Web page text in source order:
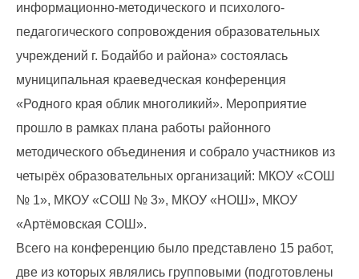
информационно-методического и психолого-
педагогического сопровождения образовательных
учреждений г. Бодайбо и района» состоялась
муниципальная краеведческая конференция
«Родного края облик многоликий». Мероприятие
прошло в рамках плана работы районного
методического объединения и собрало участников из
четырёх образовательных организаций: МКОУ «СОШ
№ 1», МКОУ «СОШ № 3», МКОУ «НОШ», МКОУ
«Артёмовская СОШ».
Всего на конференцию было представлено 15 работ,
две из которых являлись групповыми (подготовлены